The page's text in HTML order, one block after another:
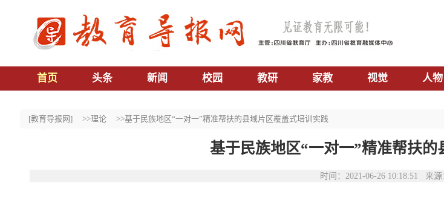
首页 头条 新闻 校园 教研 家教 视觉 人物
[教育导报网] >>理论 >>基于民族地区“一对一”精准帮扶的县域片区覆盖式培训实践
基于民族地区“一对一”精准帮扶
时间：2021-06-26 10:18:51 来